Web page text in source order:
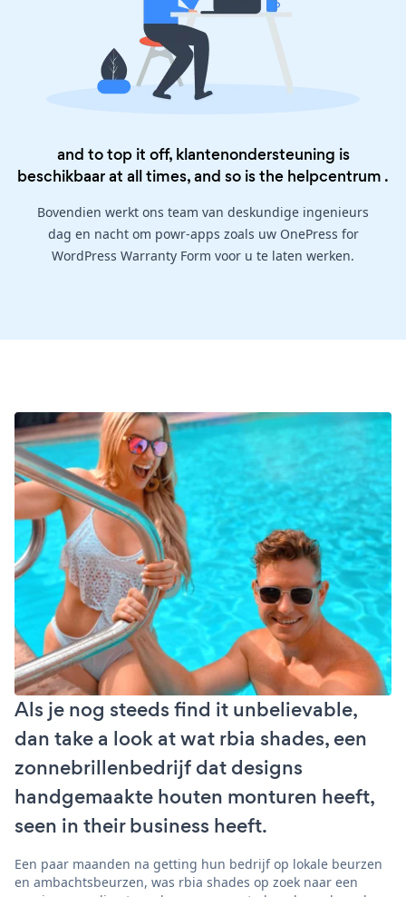
and to top it off, klantenondersteuning is
beschikbaar at all times, and so is the helpcentrum .
Bovendien werkt ons team van deskundige ingenieurs
dag en nacht om powr-apps zoals uw OnePress for
WordPress Warranty Form voor u te laten werken.
Als je nog steeds find it unbelievable,
dan take a look at wat rbia shades, een
zonnebrillenbedrijf dat designs
handgemaakte houten monturen heeft,
seen in their business heeft.
Een paar maanden na getting hun bedrijf op lokale beurzen
en ambachtsbeurzen, was rbia shades op zoek naar een